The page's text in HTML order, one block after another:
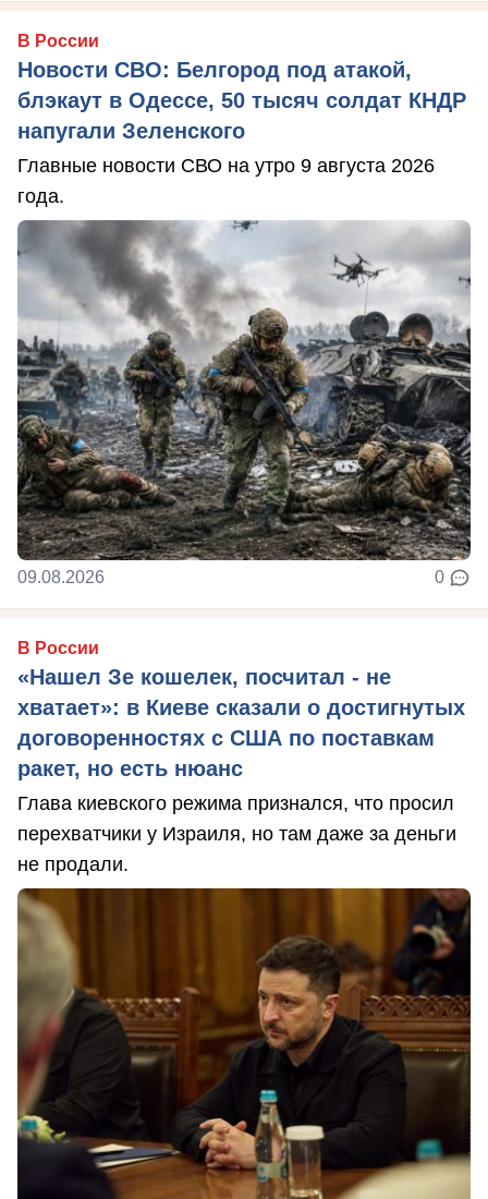
В России
Новости СВО: Белгород под атакой,
блэкаут в Одессе, 50 тысяч солдат КНДР
напугали Зеленского
Главные новости СВО на утро 9 августа 2026
года.
09.08.2026 0
В России
«Нашел Зе кошелек, посчитал - не
хватает»: в Киеве сказали о достигнутых
договоренностях с США по поставкам
ракет, но есть нюанс
Глава киевского режима признался, что просил
перехватчики у Израиля, но там даже за деньги
не продали.